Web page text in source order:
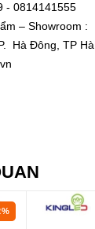
- 0814141555
– Showroom :
Hà Đông, TP Hà